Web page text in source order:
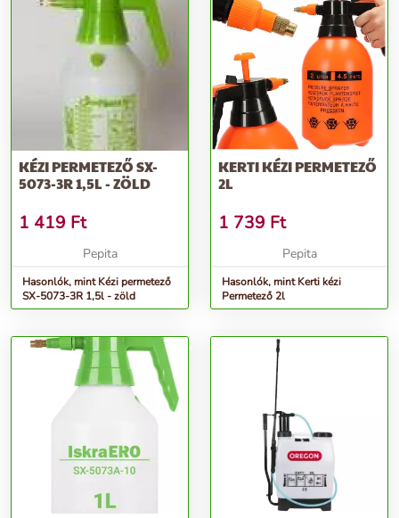
KÉZI PERMETEZŐ SX-
5073-3R 1,5L - ZÖLD
1 419 Ft
Pepita
Hasonlók, mint Kézi permetező
SX-5073-3R 1,5l - zöld
KERTI KÉZI PERMETEZŐ
2L
1 739 Ft
Pepita
Hasonlók, mint Kerti kézi
Permetező 2l